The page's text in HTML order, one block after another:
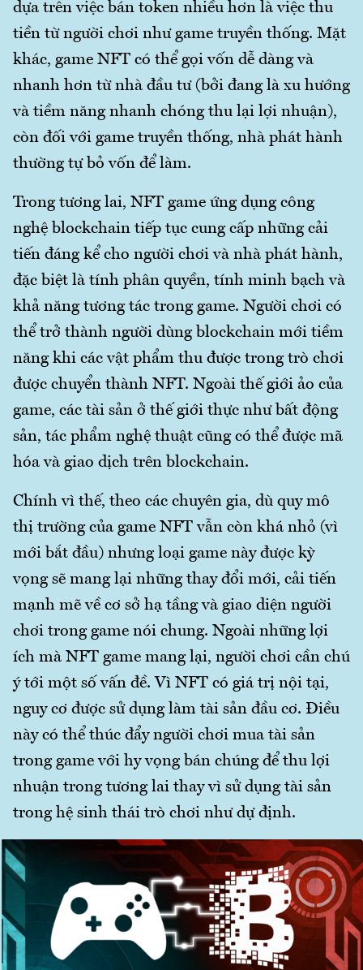
dựa trên việc bán token nhiều hơn là việc thu
tiền từ người chơi như game truyền thống. Mặt
khác, game NFT có thể gọi vốn dễ dàng và
nhanh hơn từ nhà đầu tư (bởi đang là xu hướng
và tiềm năng nhanh chóng thu lại lợi nhuận),
còn đối với game truyền thống, nhà phát hành
thường tự bỏ vốn để làm.
Trong tương lai, NFT game ứng dụng công
nghệ blockchain tiếp tục cung cấp những cải
tiến đáng kể cho người chơi và nhà phát hành,
đặc biệt là tính phân quyền, tính minh bạch và
khả năng tương tác trong game. Người chơi có
thể trở thành người dùng blockchain mới tiềm
năng khi các vật phẩm thu được trong trò chơi
được chuyển thành NFT. Ngoài thế giới ảo của
game, các tài sản ở thế giới thực như bất động
sản, tác phẩm nghệ thuật cũng có thể được mã
hóa và giao dịch trên blockchain.
Chính vì thế, theo các chuyên gia, dù quy mô
thị trường của game NFT vẫn còn khá nhỏ (vì
mới bắt đầu) nhưng loại game này được kỳ
vọng sẽ mang lại những thay đổi mới, cải tiến
mạnh mẽ về cơ sở hạ tầng và giao diện người
chơi trong game nói chung. Ngoài những lợi
ích mà NFT game mang lại, người chơi cần chú
ý tới một số vấn đề. Vì NFT có giá trị nội tại,
nguy cơ được sử dụng làm tài sản đầu cơ. Điều
này có thể thúc đẩy người chơi mua tài sản
trong game với hy vọng bán chúng để thu lợi
nhuận trong tương lai thay vì sử dụng tài sản
trong hệ sinh thái trò chơi như dự định.